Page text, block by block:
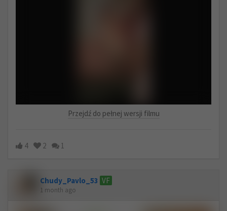
Przejdź do pełnej wersji filmu
4 2 1
Chudy_Pavlo_53 VF
1 month ago